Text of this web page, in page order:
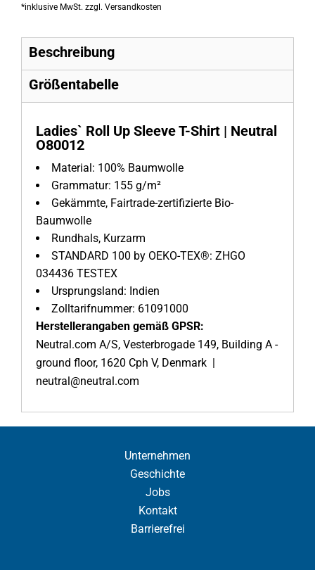
*inklusive MwSt. zzgl. Versandkosten
Beschreibung
Größentabelle
Ladies` Roll Up Sleeve T-Shirt | Neutral
O80012
Material: 100% Baumwolle
Grammatur: 155 g/m²
Gekämmte, Fairtrade-zertifizierte Bio-
Baumwolle
Rundhals, Kurzarm
STANDARD 100 by OEKO-TEX®: ZHGO
034436 TESTEX
Ursprungsland: Indien
Zolltarifnummer: 61091000
Herstellerangaben gemäß GPSR:
Neutral.com A/S, Vesterbrogade 149, Building A -
ground floor, 1620 Cph V, Denmark |
neutral@neutral.com
Unternehmen
Geschichte
Jobs
Kontakt
Barrierefrei